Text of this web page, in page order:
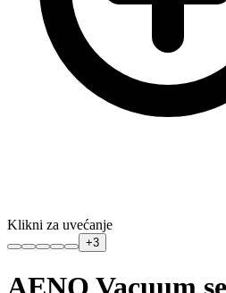
Klikni za uvećanje
+3